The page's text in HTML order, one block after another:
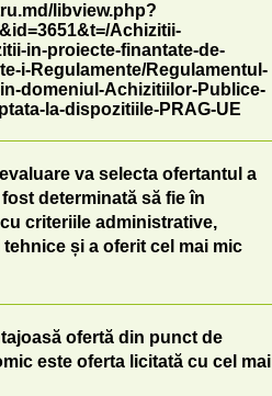
libview.php?
Achizitii-
in-proiecte-finantate-de-
i-Regulamente/Regulamentul-
domeniul-Achizitiilor-Publice-
la-dispozitiile-PRAG-UE
va selecta ofertantul a
determinată să fie în
criteriile administrative,
și a oferit cel mai mic
ofertă din punct de
este oferta licitată cu cel mai